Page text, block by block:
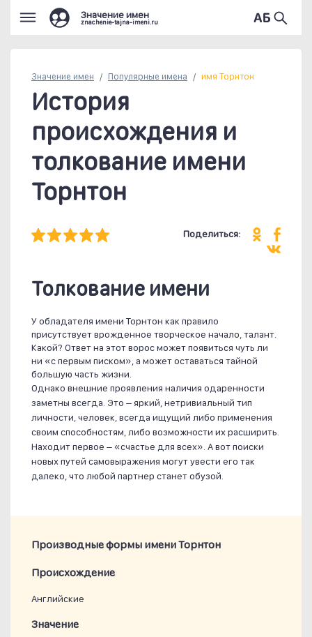
Значение имен
znachenie-tajna-imeni.ru
Значение имен Популярные имена имя Торнтон
История
происхождения и
толкование имени
Торнтон
Поделиться:
Толкование имени
У обладателя имени Торнтон как правило
присутствует врожденное творческое начало, талант.
Какой? Ответ на этот ворос может появиться чуть ли
ни «с первым писком», а может оставаться тайной
большую часть жизни.
Однако внешние проявления наличия одаренности
заметны всегда. Это – яркий, нетривиальный тип
личности, человек, всегда ищущий либо применения
своим способностям, либо возможности их расширить.
Находит первое – «счастье для всех». А вот поиски
новых путей самовыражения могут увести его так
далеко, что любой партнер станет обузой.
Производные формы имени Торнтон
Проиcхождение
Английские
Значение